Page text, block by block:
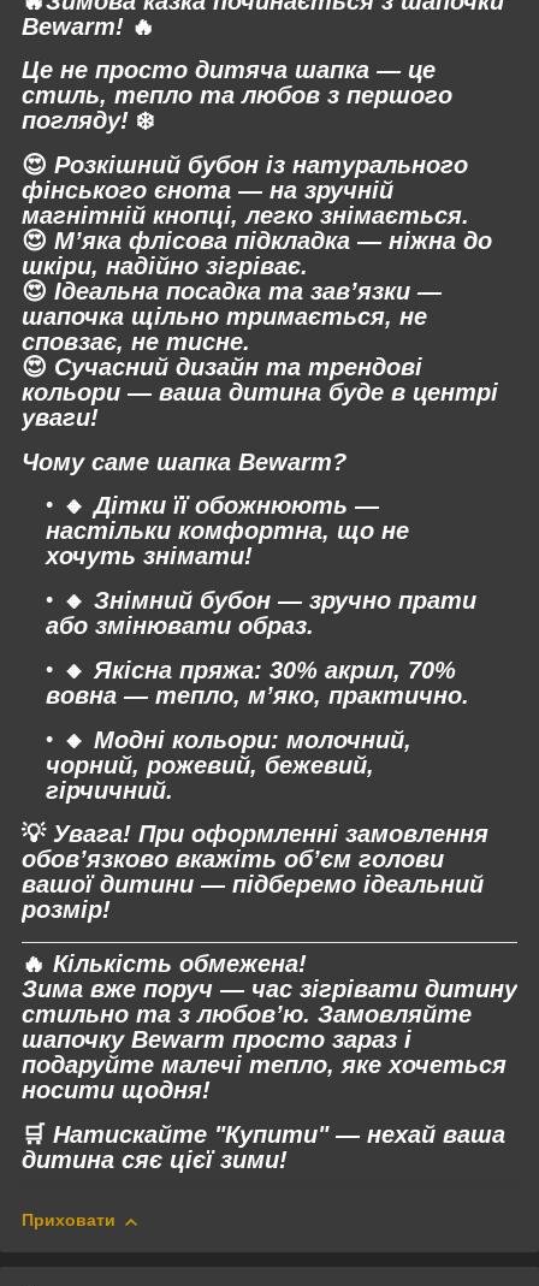
Bewarm! 🔥
Це не просто дитяча шапка — це
стиль, тепло та любов з першого
погляду! ❄️
😍 Розкішний бубон із натурального
фінського єнота — на зручній
магнітній кнопці, легко знімається.
😍 М’яка флісова підкладка — ніжна до
шкіри, надійно зігріває.
😍 Ідеальна посадка та зав’язки —
шапочка щільно тримається, не
сповзає, не тисне.
😍 Сучасний дизайн та трендові
кольори — ваша дитина буде в центрі
уваги!
Чому саме шапка Bewarm?
🔸 Дітки її обожнюють —
настільки комфортна, що не
хочуть знімати!
🔸 Знімний бубон — зручно прати
або змінювати образ.
🔸 Якісна пряжа: 30% акрил, 70%
вовна — тепло, м’яко, практично.
🔸 Модні кольори: молочний,
чорний, рожевий, бежевий,
гірчичний.
💡 Увага! При оформленні замовлення
обов’язково вкажіть об’єм голови
вашої дитини — підберемо ідеальний
розмір!
🔥 Кількість обмежена!
Зима вже поруч — час зігрівати дитину
стильно та з любов’ю. Замовляйте
шапочку Bewarm просто зараз і
подаруйте малечі тепло, яке хочеться
носити щодня!
🛒 Натискайте "Купити" — нехай ваша
дитина сяє цієї зими!
Приховати